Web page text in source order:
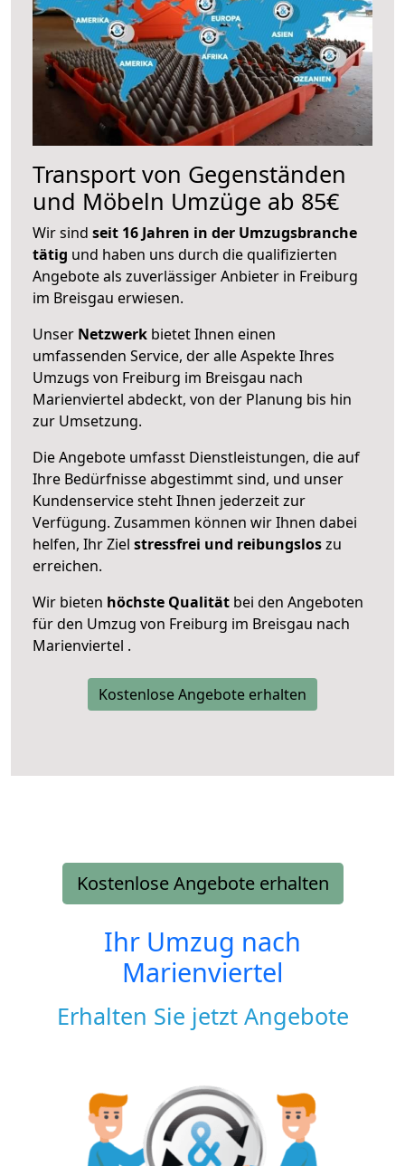
Transport von Gegenständen
und Möbeln Umzüge ab 85€
Wir sind seit 16 Jahren in der Umzugsbranche
tätig und haben uns durch die qualifizierten
Angebote als zuverlässiger Anbieter in Freiburg
im Breisgau erwiesen.
Unser Netzwerk bietet Ihnen einen
umfassenden Service, der alle Aspekte Ihres
Umzugs von Freiburg im Breisgau nach
Marienviertel abdeckt, von der Planung bis hin
zur Umsetzung.
Die Angebote umfasst Dienstleistungen, die auf
Ihre Bedürfnisse abgestimmt sind, und unser
Kundenservice steht Ihnen jederzeit zur
Verfügung. Zusammen können wir Ihnen dabei
helfen, Ihr Ziel stressfrei und reibungsloszu
erreichen.
Wir bieten höchste Qualität bei den Angeboten
für den Umzug von Freiburg im Breisgau nach
Marienviertel .
Kostenlose Angebote erhalten
Kostenlose Angebote erhalten
Ihr Umzug nach
Marienviertel
Erhalten Sie jetzt Angebote